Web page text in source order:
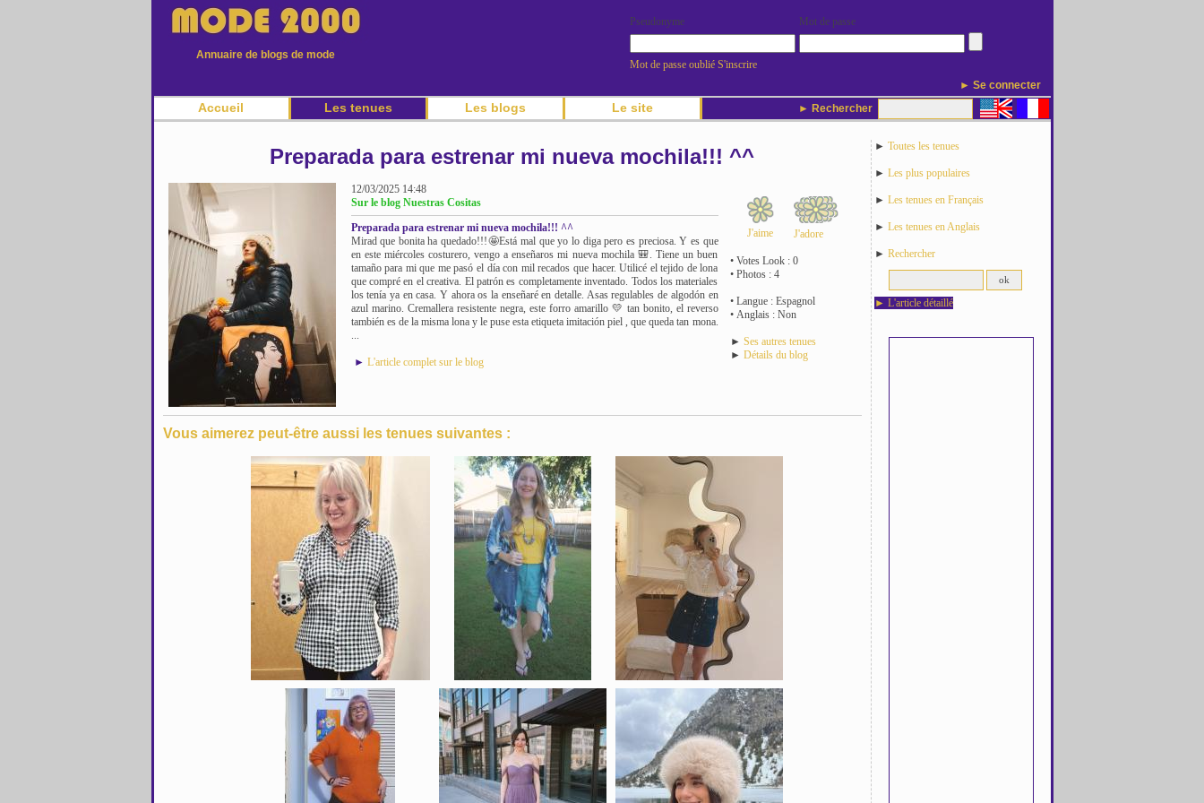
Annuaire de blogs de mode
Pseudonyme Mot de passe
Mot de passe oublié S'inscrire
► Se connecter
► Rechercher
Accueil Les tenues Les blogs Le site
Preparada para estrenar mi nueva mochila!!! ^^
12/03/2025 14:48
Sur le blog Nuestras Cositas
Preparada para estrenar mi nueva mochila!!! ^^
Mirad que bonita ha quedado!!!🤩Está mal que yo lo diga pero es preciosa. Y es que
en este miércoles costurero, vengo a enseñaros mi nueva mochila 🎒. Tiene un buen
tamaño para mi que me pasó el día con mil recados que hacer. Utilicé el tejido de lona
que compré en el creativa. El patrón es completamente inventado. Todos los materiales
los tenía ya en casa. Y ahora os la enseñaré en detalle. Asas regulables de algodón en
azul marino. Cremallera resistente negra, este forro amarillo 💛 tan bonito, el reverso
también es de la misma lona y le puse esta etiqueta imitación piel , que queda tan mona.
...
► L'article complet sur le blog
J'aime J'adore
• Votes Look : 0
• Photos : 4
• Langue : Espagnol
• Anglais : Non
► Ses autres tenues
► Détails du blog
Vous aimerez peut-être aussi les tenues suivantes :
► Toutes les tenues
► Les plus populaires
► Les tenues en Français
► Les tenues en Anglais
► Rechercher
► L'article détaillé